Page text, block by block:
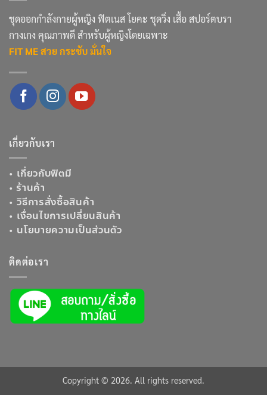
ชุดออกกำลังกายผู้หญิง ฟิตเนส โยคะ ชุดวิ่ง เสื้อ สปอร์ตบรา
กางเกง คุณภาพดี สำหรับผู้หญิงโดยเฉพาะ
FIT ME สวย กระชับ มั่นใจ
เกี่ยวกับเรา
• เกี่ยวกับฟิตมี
• ร้านค้า
•วิธีการสั่งซื้อสินค้า
• เงื่อนไขการเปลี่ยนสินค้า
• นโยบายความเป็นส่วนตัว
ติดต่อเรา
Copyright © 2026. All rights reserved.